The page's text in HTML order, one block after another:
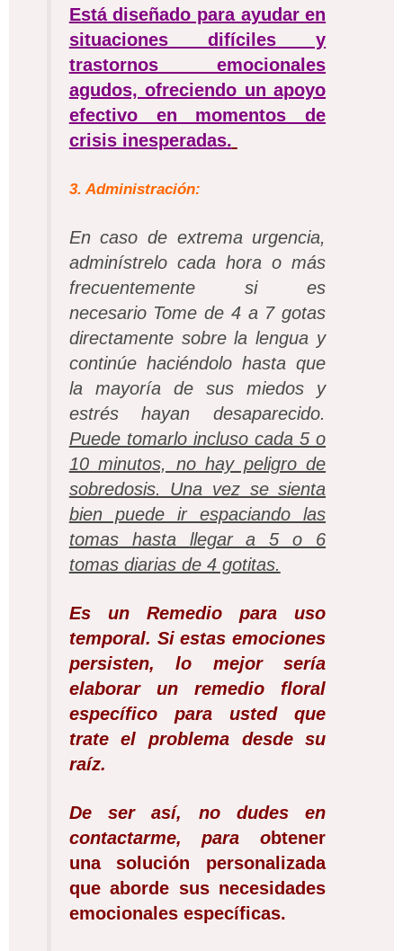
Está diseñado para ayudar en
situaciones difíciles y
trastornos emocionales
agudos, ofreciendo un apoyo
efectivo en momentos de
crisis inesperadas.
3. Administración:
En caso de extrema urgencia,
adminístrelo cada hora o más
frecuentemente si es
necesario Tome de 4 a 7 gotas
directamente sobre la lengua y
continúe haciéndolo hasta que
la mayoría de sus miedos y
estrés hayan desaparecido.
Puede tomarlo incluso cada 5 o
10 minutos, no hay peligro de
sobredosis. Una vez se sienta
bien puede ir espaciando las
tomas hasta llegar a 5 o 6
tomas diarias de 4 gotitas.
Es un Remedio para uso
temporal. Si estas emociones
persisten, lo mejor sería
elaborar un remedio floral
específico para usted que
trate el problema desde su
raíz.
De ser así, no dudes en
contactarme, para obtener
una solución personalizada
que aborde sus necesidades
emocionales específicas.